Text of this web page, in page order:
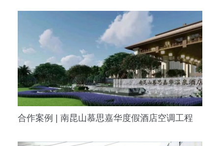
合作案例 | 南昆山慕思嘉华度假酒店空调工程